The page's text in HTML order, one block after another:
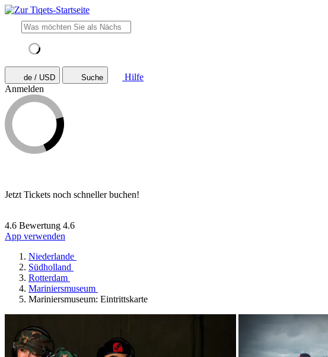
de / USD Suche
Hilfe
Anmelden
Jetzt Tickets noch schneller buchen!
4.6 Bewertung 4.6
App verwenden
Niederlande
Südholland
Rotterdam
Mariniersmuseum
Mariniersmuseum: Eintrittskarte